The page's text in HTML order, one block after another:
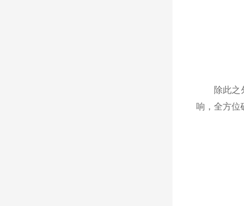
除此之外
响，全方位